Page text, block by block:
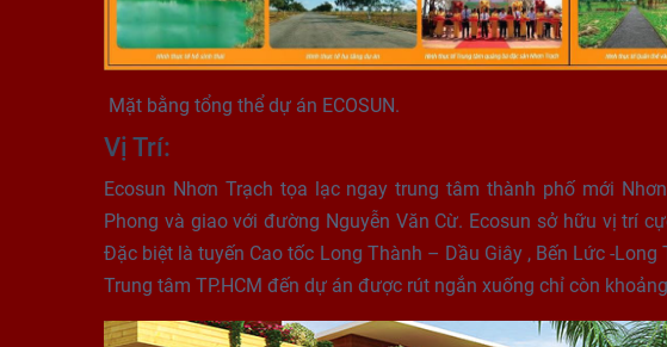
Mặt bằng tổng thể dự án ECOSUN.
Vị Trí:
Ecosun Nhơn Trạch tọa lạc ngay trung tâm thành phố mới
Phong và giao với đường Nguyễn Văn Cừ. Ecosun sở hữu vị trí
Đặc biệt là tuyến Cao tốc Long Thành – Dầu Giây , Bến Lức -
Trung tâm TP.HCM đến dự án được rút ngắn xuống chỉ còn